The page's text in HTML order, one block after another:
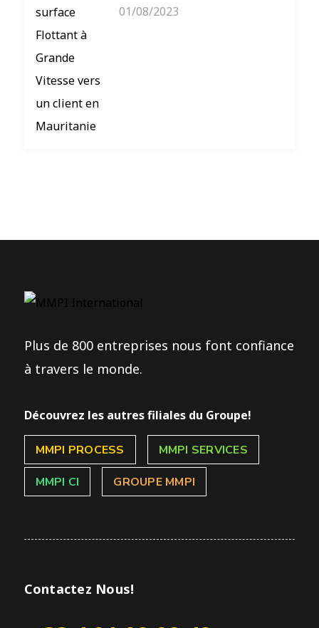
01/08/2023
Plus de 800 entreprises nous font confiance
à travers le monde.
Découvrez les autres filiales du Groupe!
MMPI PROCESS MMPI SERVICES
MMPI CI GROUPE MMPI
Contactez Nous!